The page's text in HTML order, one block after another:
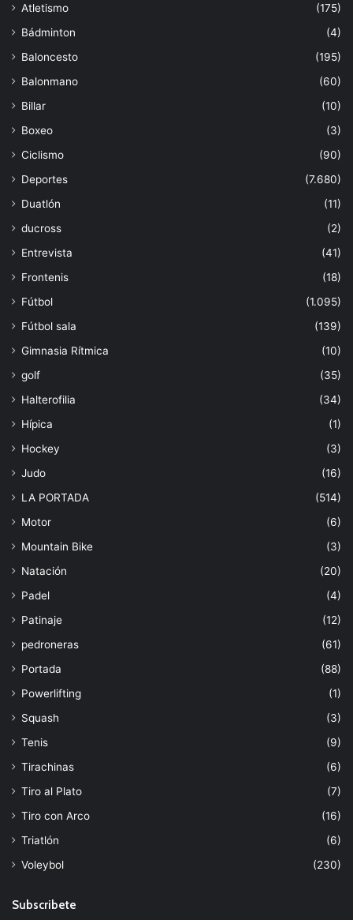
Atletismo
(175)
Bádminton
(4)
Baloncesto
(195)
Balonmano
(60)
Billar
(10)
Boxeo
(3)
Ciclismo
(90)
Deportes
(7.680)
Duatlón
(11)
ducross
(2)
Entrevista
(41)
Frontenis
(18)
Fútbol
(1.095)
Fútbol sala
(139)
Gimnasia Rítmica
(10)
golf
(35)
Halterofilia
(34)
Hípica
(1)
Hockey
(3)
Judo
(16)
LA PORTADA
(514)
Motor
(6)
Mountain Bike
(3)
Natación
(20)
Padel
(4)
Patinaje
(12)
pedroneras
(61)
Portada
(88)
Powerlifting
(1)
Squash
(3)
Tenis
(9)
Tirachinas
(6)
Tiro al Plato
(7)
Tiro con Arco
(16)
Triatlón
(6)
Voleybol
(230)
Subscribete